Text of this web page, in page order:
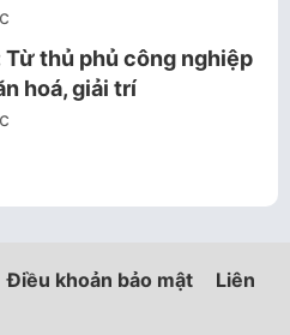
Từ thủ phủ công nghiệp
hoá, giải trí
Điều khoản bảo mật
Liên